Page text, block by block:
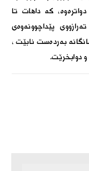
کە داھات تا
پێداچوونەوەی
بەردەست نابێت ،
دوابخرێت.